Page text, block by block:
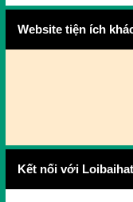
Website tiện ích
Kết nối với